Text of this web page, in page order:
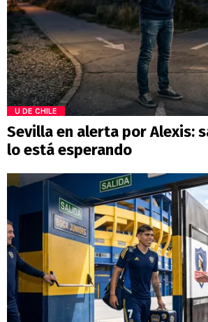
U DE CHILE
Sevilla en alerta por Alexis:
lo está esperando